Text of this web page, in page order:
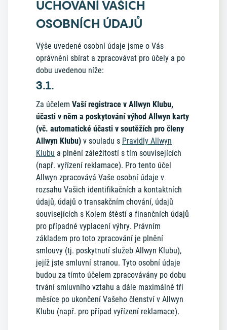
UCHOVÁNÍ VAŠICH
OSOBNÍCH ÚDAJŮ
Výše uvedené osobní údaje jsme o Vás
oprávněni sbírat a zpracovávat pro účely a po
dobu uvedenou níže:
3.1.
Za účelem Vaší registrace v Allwyn Klubu,
účasti v něm a poskytování výhod Allwyn karty
(vč. automatické účasti v soutěžích pro členy
Allwyn Klubu) v souladu s Pravidly Allwyn
Klubu a plnění záležitostí s tím souvisejících
(např. vyřízení reklamace). Pro tento účel
Allwyn zpracovává Vaše osobní údaje v
rozsahu Vašich identifikačních a kontaktních
údajů, údajů o transakčním chování, údajů
souvisejících s Kolem štěstí a finančních údajů
pro případné vyplacení výhry. Právním
základem pro toto zpracování je plnění
smlouvy (tj. poskytnutí služeb Allwyn Klubu),
jejíž jste smluvní stranou. Tyto osobní údaje
budou za tímto účelem zpracovávány po dobu
trvání smluvního vztahu a dále maximálně tři
měsíce po ukončení Vašeho členství v Allwyn
Klubu (např. pro případ vyřízení reklamace).